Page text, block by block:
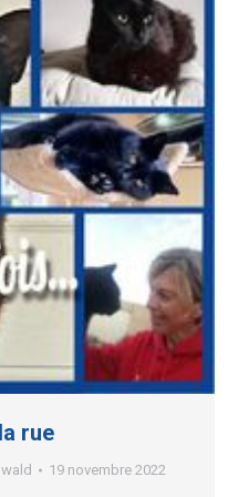
rue
19 novembre 2022